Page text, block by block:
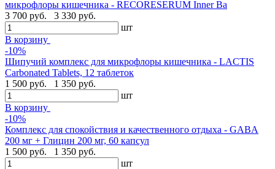
микрофлоры кишечника - RECORESERUM Inner Ba
3 700 руб.
3 330 руб.
шт
В корзину
-10%
Шипучий комплекс для микрофлоры кишечника - LACTIS
Carbonated Tablets, 12 таблеток
1 500 руб.
1 350 руб.
шт
В корзину
-10%
Комплекс для спокойствия и качественного отдыха - GABA
200 мг + Глицин 200 мг, 60 капсул
1 500 руб.
1 350 руб.
шт